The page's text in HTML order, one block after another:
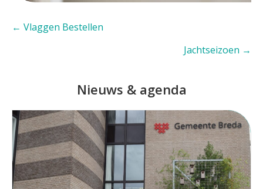
Posts
← Vlaggen Bestellen
Jachtseizoen →
Nieuws & agenda